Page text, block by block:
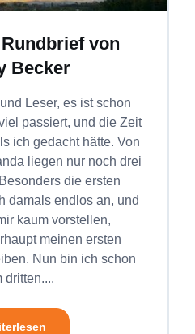
von
Becker
Leser, es ist schon
passiert, und die Zeit
ich gedacht hätte. Von
liegen nur noch drei
die ersten
damals endlos an, und
kaum vorstellen,
meinen ersten
Nun bin ich schon
dritten....